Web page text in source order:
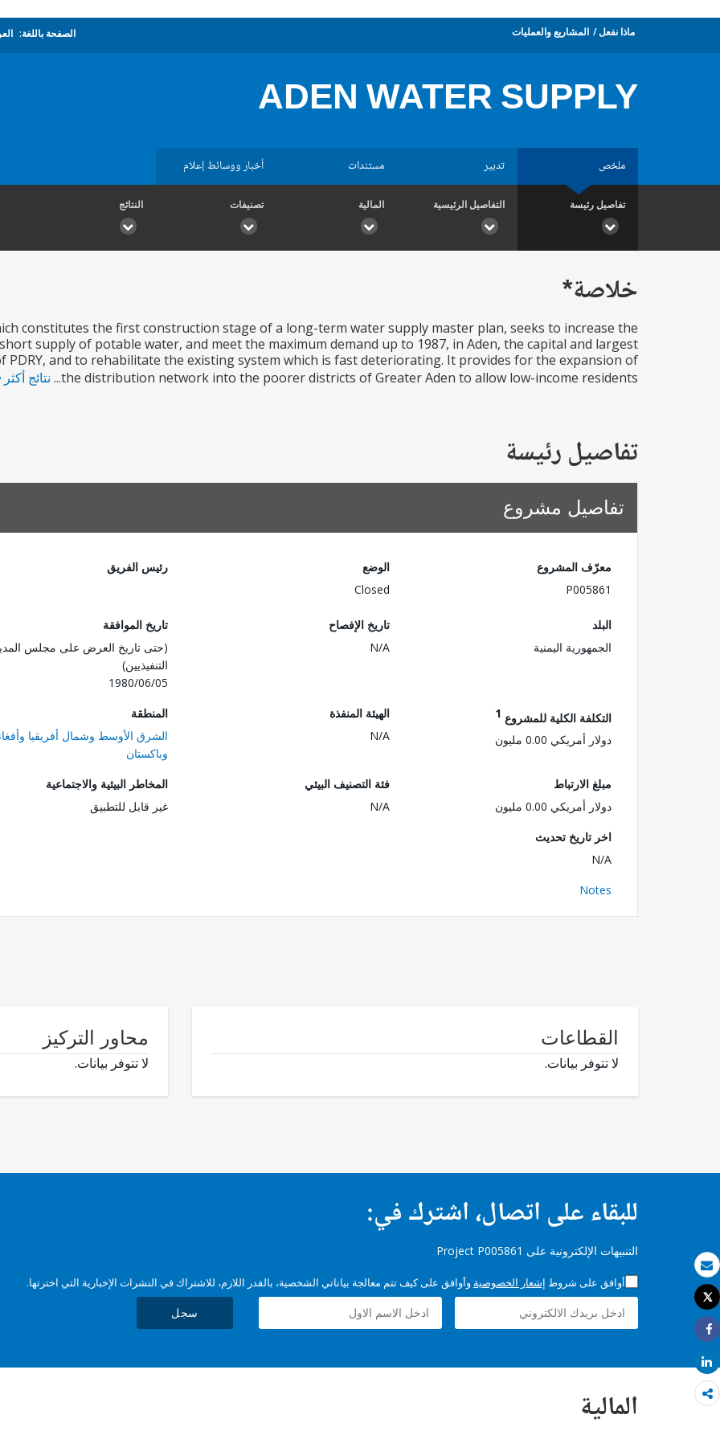
بريد الكتروني
طباعة
Tweet
Share
Share
ماذا نفعل المشاريع والعمليات الصفحة باللغة:
ADEN WATER SUPPLY
ملخص تدبير مستندات أخبار ووسائط إعلام
تفاصيل رئيسة التفاصيل الرئيسية المالية تصنيفات النتائج
خلاصة*
constitutes the first construction stage of a long-term water supply master plan, seeks to increase the
supply of potable water, and meet the maximum demand up to 1987, in Aden, the capital and largest
PDRY, and to rehabilitate the existing system which is fast deteriorating. It provides for the expansion of
the distribution network into the poorer districts of Greater Aden to allow low-income residents...
نتائج أكثر
تفاصيل رئيسة
تفاصيل مشروع
معرّف المشروع
P005861
الوضع
Closed
رئيس الفريق
البلد
الجمهورية اليمنية
تاريخ الإفصاح
N/A
تاريخ الموافقة
(حتى تاريخ العرض على مجلس
التنفيذيين)
1980/06/05
التكلفة الكلية للمشروع 1
دولار أمريكي 0.00 مليون
الهيئة المنفذة
N/A
المنطقة
الشرق الأوسط وشمال أفريقيا
وباكستان
مبلغ الارتباط
دولار أمريكي 0.00 مليون
فئة التصنيف البيئي
N/A
المخاطر البيئية والاجتماعية
غير قابل للتطبيق
اخر تاريخ تحديث
N/A
Notes
القطاعات
لا تتوفر بيانات.
محاور التركيز
لا تتوفر بيانات.
للبقاء على اتصال، اشترك في:
التنبيهات الإلكترونية على Project P005861
أوافق على شروط إشعار الخصوصية وأوافق على كيف تتم معالجة بياناتي الشخصية، بالقدر اللازم، للاشتراك في النشرات الإخبارية التي اخترتها.
سجل
المالية